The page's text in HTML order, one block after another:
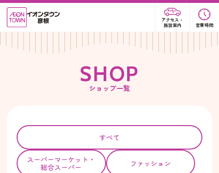
アクセス・
施設案内
営業時間
SHOP
ショップ一覧
すべて
スーパーマーケット・
総合スーパー
ファッション